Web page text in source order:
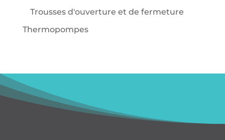
Trousses d'ouverture et de fermeture
Thermopompes